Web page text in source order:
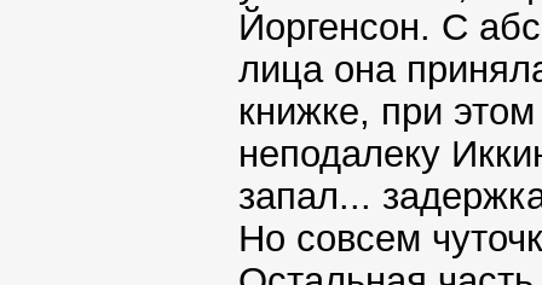
Йоргенсон. С
лица она
книжке, при
неподалеку
запал...
Но совсем